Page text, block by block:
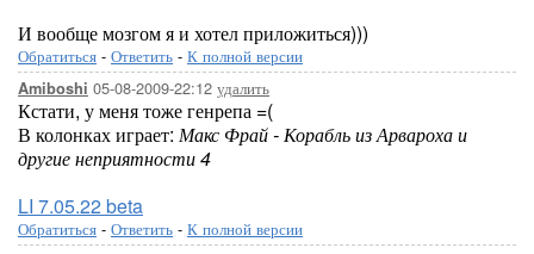
И вообще мозгом я и хотел приложиться)))
Обратиться - Ответить - К полной версии
Amiboshi 05-08-2009-22:12 удалить
Кстати, у меня тоже генрепа =(
В колонках играет: Макс Фрай - Корабль из Арвароха и
другие неприятности 4
LI 7.05.22 beta
Обратиться - Ответить - К полной версии